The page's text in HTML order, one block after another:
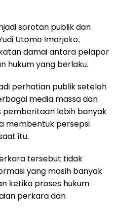
sorotan publik dan
Utomo Imarjoko,
damai antara pelapor
hukum yang berlaku.
perhatian publik setelah
media massa dan
pemberitaan lebih banyak
membentuk persepsi
itu.
tersebut tidak
yang masih banyak
ketika proses hukum
perkara dan